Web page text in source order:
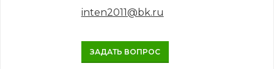
inten2011@bk.ru
ЗАДАТЬ ВОПРОС